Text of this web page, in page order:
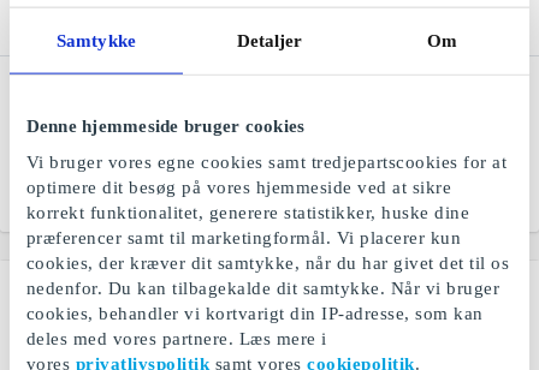
Samtykke Detaljer Om
Denne hjemmeside bruger cookies
Vi bruger vores egne cookies samt tredjepartscookies for at
optimere dit besøg på vores hjemmeside ved at sikre
korrekt funktionalitet, generere statistikker, huske dine
præferencer samt til marketingformål. Vi placerer kun
cookies, der kræver dit samtykke, når du har givet det til os
nedenfor. Du kan tilbagekalde dit samtykke. Når vi bruger
cookies, behandler vi kortvarigt din IP-adresse, som kan
deles med vores partnere. Læs mere i
vores privatlivspolitik samt vorescookiepolitik.
Bøger, e-bøger og
Fra
drenge